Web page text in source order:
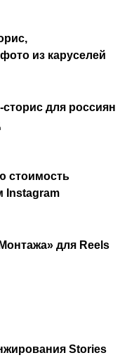
из каруселей
для россиян
стоимость
Instagram
для Reels
Stories